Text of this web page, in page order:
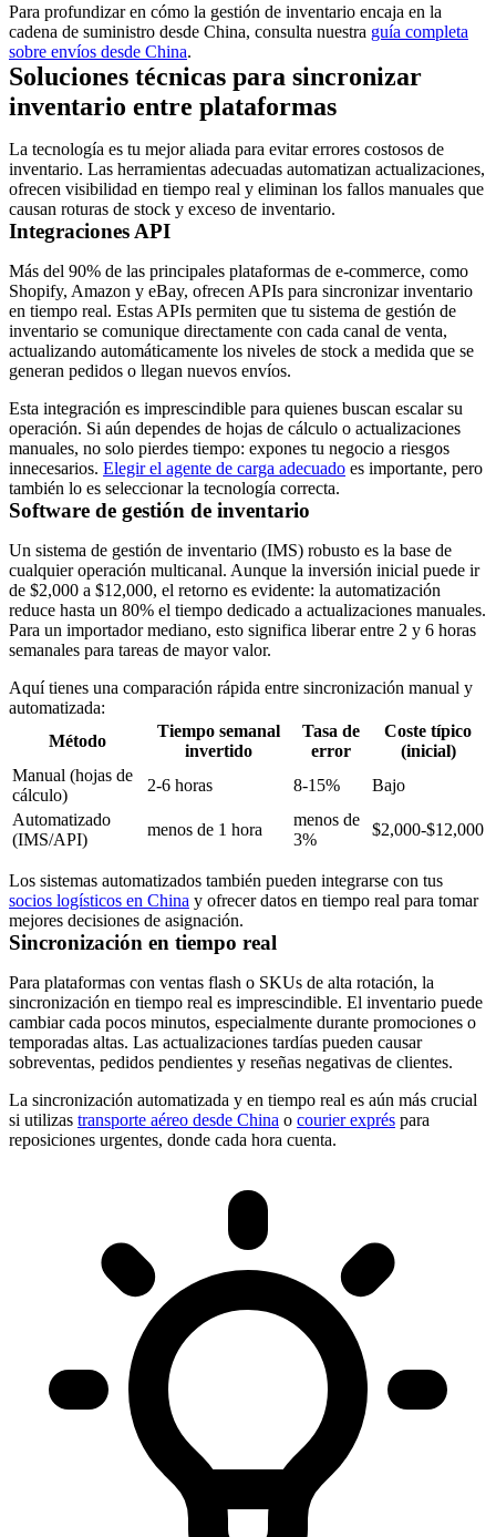
Para profundizar en cómo la gestión de inventario encaja en la
cadena de suministro desde China, consulta nuestra guía completa
sobre envíos desde China.
Soluciones técnicas para sincronizar
inventario entre plataformas
La tecnología es tu mejor aliada para evitar errores costosos de
inventario. Las herramientas adecuadas automatizan actualizaciones,
ofrecen visibilidad en tiempo real y eliminan los fallos manuales que
causan roturas de stock y exceso de inventario.
Integraciones API
Más del 90% de las principales plataformas de e-commerce, como
Shopify, Amazon y eBay, ofrecen APIs para sincronizar inventario
en tiempo real. Estas APIs permiten que tu sistema de gestión de
inventario se comunique directamente con cada canal de venta,
actualizando automáticamente los niveles de stock a medida que se
generan pedidos o llegan nuevos envíos.
Esta integración es imprescindible para quienes buscan escalar su
operación. Si aún dependes de hojas de cálculo o actualizaciones
manuales, no solo pierdes tiempo: expones tu negocio a riesgos
innecesarios. Elegir el agente de carga adecuado es importante, pero
también lo es seleccionar la tecnología correcta.
Software de gestión de inventario
Un sistema de gestión de inventario (IMS) robusto es la base de
cualquier operación multicanal. Aunque la inversión inicial puede ir
de $2,000 a $12,000, el retorno es evidente: la automatización
reduce hasta un 80% el tiempo dedicado a actualizaciones manuales.
Para un importador mediano, esto significa liberar entre 2 y 6 horas
semanales para tareas de mayor valor.
Aquí tienes una comparación rápida entre sincronización manual y
automatizada:
Método
Tiempo semanal
invertido
Tasa de
error
Coste típico
(inicial)
Manual (hojas de
cálculo)
2-6 horas 8-15%
Bajo
Automatizado
(IMS/API)
menos de 1 hora
menos de
3%
$2,000-$12,000
Los sistemas automatizados también pueden integrarse con tus
socios logísticos en China y ofrecer datos en tiempo real para tomar
mejores decisiones de asignación.
Sincronización en tiempo real
Para plataformas con ventas flash o SKUs de alta rotación, la
sincronización en tiempo real es imprescindible. El inventario puede
cambiar cada pocos minutos, especialmente durante promociones o
temporadas altas. Las actualizaciones tardías pueden causar
sobreventas, pedidos pendientes y reseñas negativas de clientes.
La sincronización automatizada y en tiempo real es aún más crucial
si utilizas transporte aéreo desde China o courier exprés para
reposiciones urgentes, donde cada hora cuenta.